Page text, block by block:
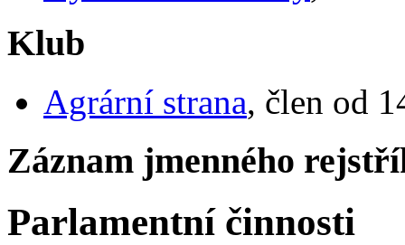
Klub
Agrární strana, člen od
Záznam jmenného
Parlamentní činnosti